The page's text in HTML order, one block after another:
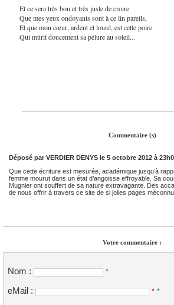
Et ce sera très bon et très juste de croire
Que mes yeux ondoyants sont à ce lin pareils,
Et que mon cœur, ardent et lourd, est cette poire
Qui mûrit doucement sa pelure au soleil...
Commentaire (s)
Déposé par VERDIER DENYS le 5 octobre 2012 à
Que cette écriture est mesurée, académique jusqu’à
femme mourut dans un état d’angoisse effroyable. Sa
Mugnier ont souffert de sa nature extravagante. Des
de nous offrir à travers ce site de si jolies pages
Votre commentaire :
Nom : *
eMail : * *